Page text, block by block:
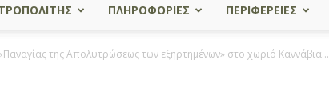
ΠΛΗΡΟΦΟΡΙΕΣ ΠΕΡΙΦΕΡΕΙΕΣ
της Απολυτρώσεως των εξηρτημένων» στο χωριό Καννάβια...